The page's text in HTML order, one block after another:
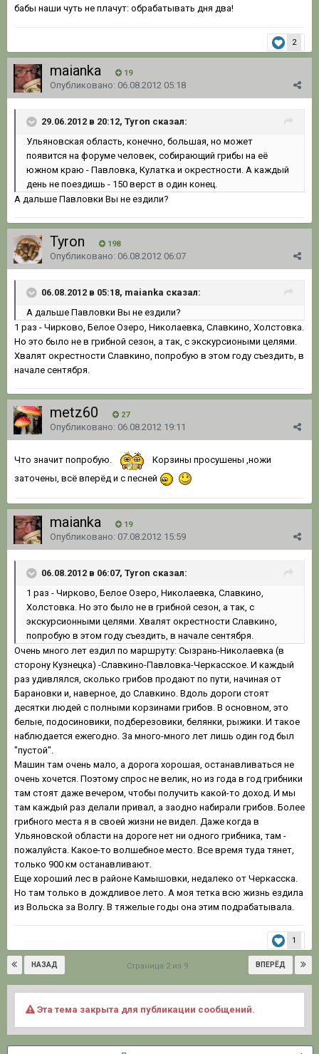
бабы наши чуть не плачут: обрабатывать дня два!
2
maianka 19
Опубликовано: 06.08.2012 05:18
29.06.2012 в 20:12, Tyron сказал:
Ульяновская область, конечно, большая, но может
появится на форуме человек, собирающий грибы на её
южном краю - Павловка, Кулатка и окрестности. А каждый
день не поездишь - 150 верст в один конец.
А дальше Павловки Вы не ездили?
Tyron 198
Опубликовано: 06.08.2012 06:07
06.08.2012 в 05:18, maianka сказал:
А дальше Павловки Вы не ездили?
1 раз - Чирково, Белое Озеро, Николаевка, Славкино, Холстовка.
Но это было не в грибной сезон, а так, с экскурсиоными целями.
Хвалят окрестности Славкино, попробую в этом году съездить, в
начале сентября.
metz60 27
Опубликовано: 06.08.2012 19:11
Что значит попробую.
Корзины просушены ,ножи
заточены, всё вперёд и с песней
maianka 19
Опубликовано: 07.08.2012 15:59
06.08.2012 в 06:07, Tyron сказал:
1 раз - Чирково, Белое Озеро, Николаевка, Славкино,
Холстовка. Но это было не в грибной сезон, а так, с
экскурсионными целями. Хвалят окрестности Славкино,
попробую в этом году съездить, в начале сентября.
Очень много лет ездил по маршруту: Сызрань-Николаевка (в
сторону Кузнецка) -Славкино-Павловка-Черкасское. И каждый
раз удивлялся, сколько грибов продают по пути, начиная от
Барановки и, наверное, до Славкино. Вдоль дороги стоят
десятки людей с полными корзинами грибов. В основном, это
белые, подосиновики, подберезовики, белянки, рыжики. И такое
наблюдается ежегодно. За много-много лет лишь один год был
"пустой".
Машин там очень мало, а дорога хорошая, останавливаться не
очень хочется. Поэтому спрос не велик, но из года в год грибники
там стоят даже вечером, чтобы получить какой-то доход. И мы
там каждый раз делали привал, а заодно набирали грибов. Более
грибного места я в своей жизни не видел. Даже когда в
Ульяновской области на дороге нет ни одного грибника, там -
пожалуйста. Какое-то волшебное место. Все время туда тянет,
только 900 км останавливают.
Еще хороший лес в районе Камышовки, недалеко от Черкасска.
Но там только в дождливое лето. А моя тетка всю жизнь ездила
из Вольска за Волгу. В тяжелые годы она этим подрабатывала.
1
НАЗАД ВПЕРЁД
Страница 2 из 9
Эта тема закрыта для публикации сообщений.